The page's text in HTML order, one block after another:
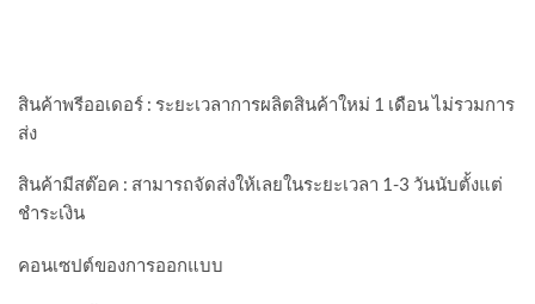
สินค้าพรีออเดอร์ : ระยะเวลาการผลิตสินค้าใหม่ 1 เดือน ไม่รวมการ
ส่ง
สินค้ามีสต๊อค : สามารถจัดส่งให้เลยในระยะเวลา 1-3 วันนับตั้งแต่
ชำระเงิน
คอนเซปต์ของการออกแบบ